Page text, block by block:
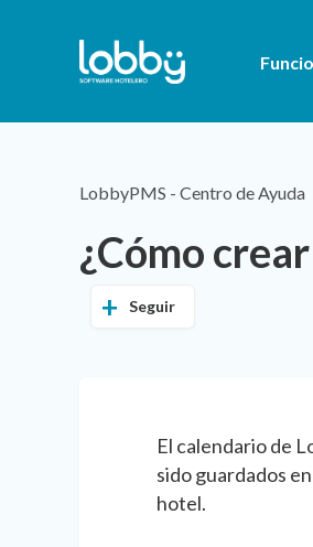
LobbyPMS - Centro de Ayuda
¿Cómo
Seguir
El calendario de
sido guardados en
hotel.